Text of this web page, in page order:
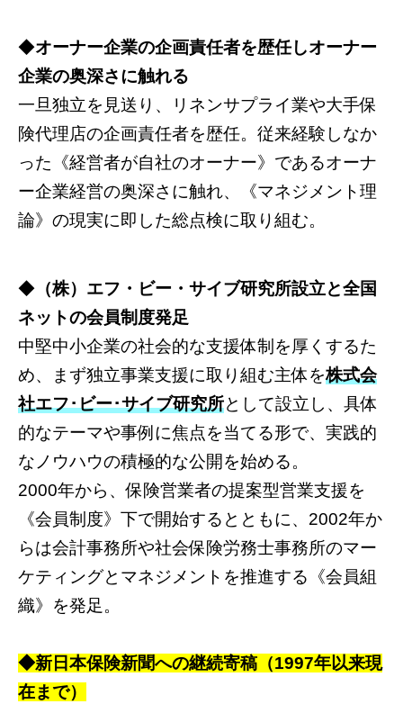
◆オーナー企業の企画責任者を歴任しオーナー
企業の奥深さに触れる
一旦独立を見送り、リネンサプライ業や大手保
険代理店の企画責任者を歴任。従来経験しなか
った《経営者が自社のオーナー》であるオーナ
ー企業経営の奥深さに触れ、《マネジメント理
論》の現実に即した総点検に取り組む。
◆ （株）エフ・ビー・サイブ研究所設立と全国
ネットの会員制度発足
中堅中小企業の社会的な支援体制を厚くするた
め、まず独立事業支援に取り組む主体を株式会
社エフ･ビー･サイブ研究所として設立し、具体
的なテーマや事例に焦点を当てる形で、実践的
なノウハウの積極的な公開を始める。
2000年から、保険営業者の提案型営業支援を
《会員制度》下で開始するとともに、2002年か
らは会計事務所や社会保険労務士事務所のマー
ケティングとマネジメントを推進する《会員組
織》を発足。
◆新日本保険新聞への継続寄稿（1997年以来現
在まで）